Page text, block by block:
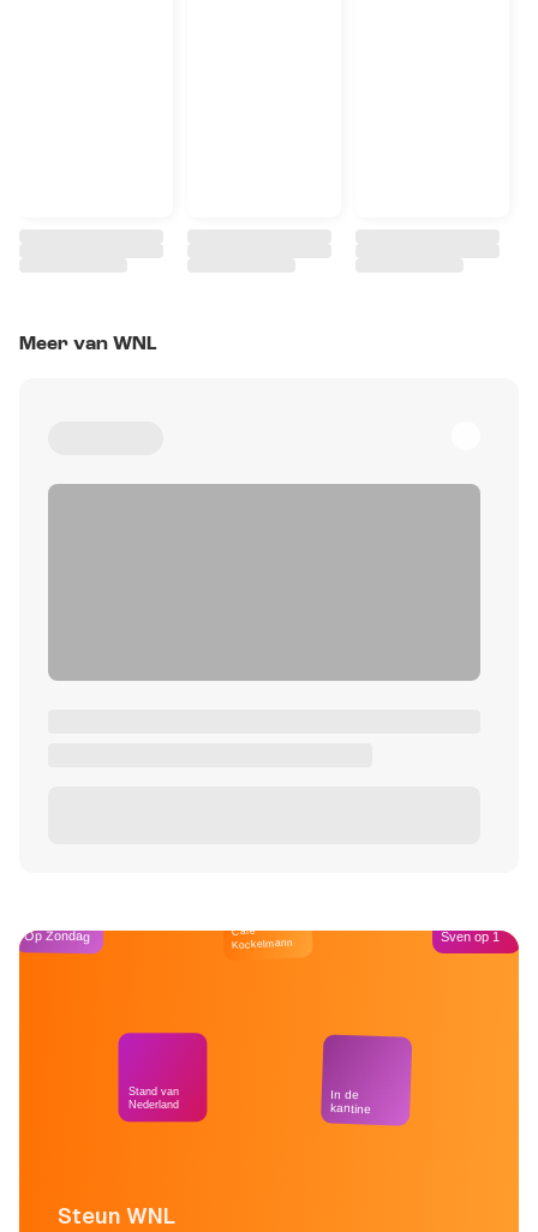
Meer van WNL
Steun WNL
Op Zondag
Stand van
Nederland
Café
Kockelmann
In de
kantine
Sven op 1